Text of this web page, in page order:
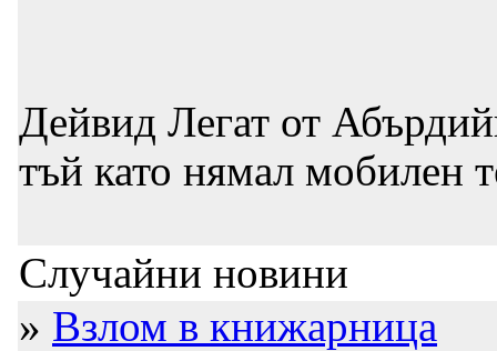
Дейвид Легат от
тъй като нямал мобилен
Случайни новини
» Взлом в книжарница